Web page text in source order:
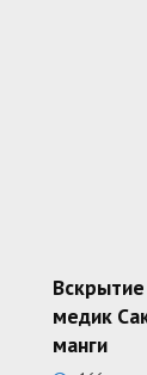
медик
манги